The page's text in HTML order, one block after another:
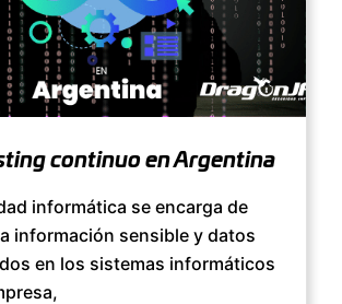
continuo en Argentina
informática se encarga de
información sensible y datos
en los sistemas informáticos